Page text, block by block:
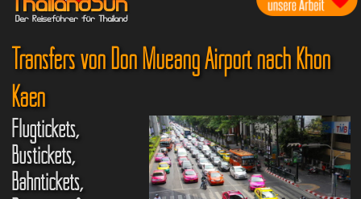
Transfers von Don Mueang Airport nach Khon
Kaen
Flugtickets,
Bustickets,
Bahntickets,